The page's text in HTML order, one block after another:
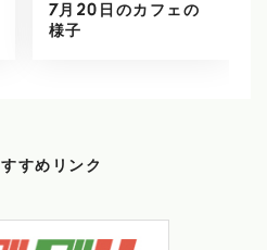
7月20日のカフェの
様子
すめリンク